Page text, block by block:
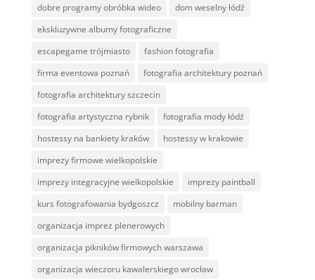
dobre programy obróbka wideo
dom weselny łódź
ekskluzywne albumy fotograficzne
escapegame trójmiasto
fashion fotografia
firma eventowa poznań
fotografia architektury poznań
fotografia architektury szczecin
fotografia artystyczna rybnik
fotografia mody łódź
hostessy na bankiety kraków
hostessy w krakowie
imprezy firmowe wielkopolskie
imprezy integracyjne wielkopolskie
imprezy paintball
kurs fotografowania bydgoszcz
mobilny barman
organizacja imprez plenerowych
organizacja pikników firmowych warszawa
organizacja wieczoru kawalerskiego wrocław